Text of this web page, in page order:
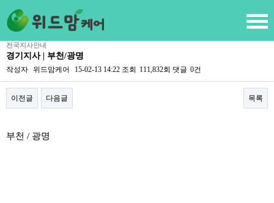
전국지사안내
경기지사 | 부천/광명
작성자 위드맘케어 15-02-13 14:22 조회 111,832회 댓글 0건
이전글 다음글 목록
부천 / 광명